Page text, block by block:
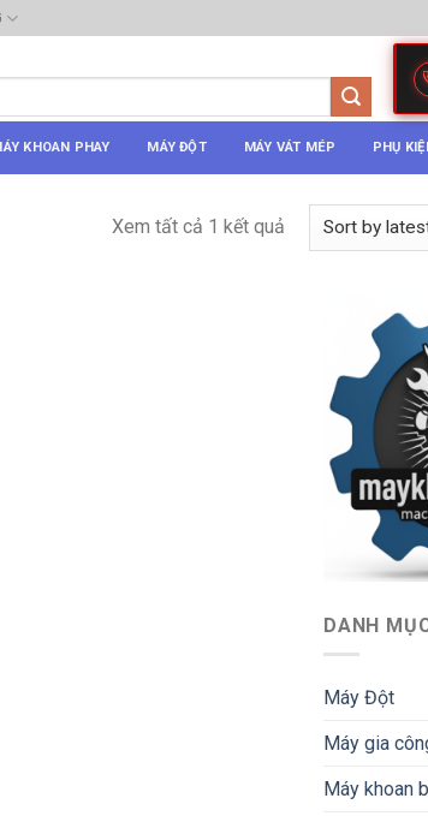
KHOAN PHAY MÁY ĐỘT MÁY VÁT MÉP PHỤ
Xem tất cả 1 kết quả
DANH
Máy Đột
Máy gia
Máy khoan